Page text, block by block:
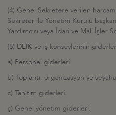
(4) Genel Sekretere verilen
Sekreter ile Yönetim Kurulu
Yardımcısı veya İdari ve Mali İşler
(5) DEİK ve iş konseylerinin
a) Personel giderleri.
b) Toplantı, organizasyon ve
c) Tanıtım giderleri.
ç) Genel yönetim giderleri.